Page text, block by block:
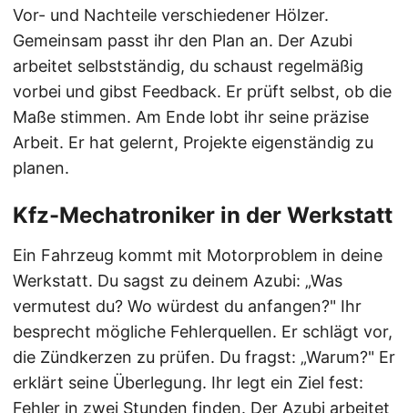
Vor- und Nachteile verschiedener Hölzer.
Gemeinsam passt ihr den Plan an. Der Azubi
arbeitet selbstständig, du schaust regelmäßig
vorbei und gibst Feedback. Er prüft selbst, ob die
Maße stimmen. Am Ende lobt ihr seine präzise
Arbeit. Er hat gelernt, Projekte eigenständig zu
planen.
Kfz-Mechatroniker in der Werkstatt
Ein Fahrzeug kommt mit Motorproblem in deine
Werkstatt. Du sagst zu deinem Azubi: „Was
vermutest du? Wo würdest du anfangen?" Ihr
besprecht mögliche Fehlerquellen. Er schlägt vor,
die Zündkerzen zu prüfen. Du fragst: „Warum?" Er
erklärt seine Überlegung. Ihr legt ein Ziel fest:
Fehler in zwei Stunden finden. Der Azubi arbeitet